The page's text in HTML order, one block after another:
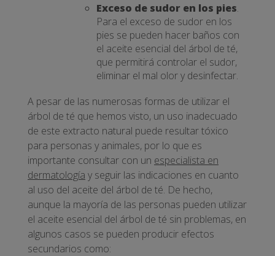
Exceso de sudor en los pies.
Para el exceso de sudor en los
pies se pueden hacer baños con
el aceite esencial del árbol de té,
que permitirá controlar el sudor,
eliminar el mal olor y desinfectar.
A pesar de las numerosas formas de utilizar el
árbol de té que hemos visto, un uso inadecuado
de este extracto natural puede resultar tóxico
para personas y animales, por lo que es
importante consultar con un especialista en
dermatología y seguir las indicaciones en cuanto
al uso del aceite del árbol de té. De hecho,
aunque la mayoría de las personas pueden utilizar
el aceite esencial del árbol de té sin problemas, en
algunos casos se pueden producir efectos
secundarios como: